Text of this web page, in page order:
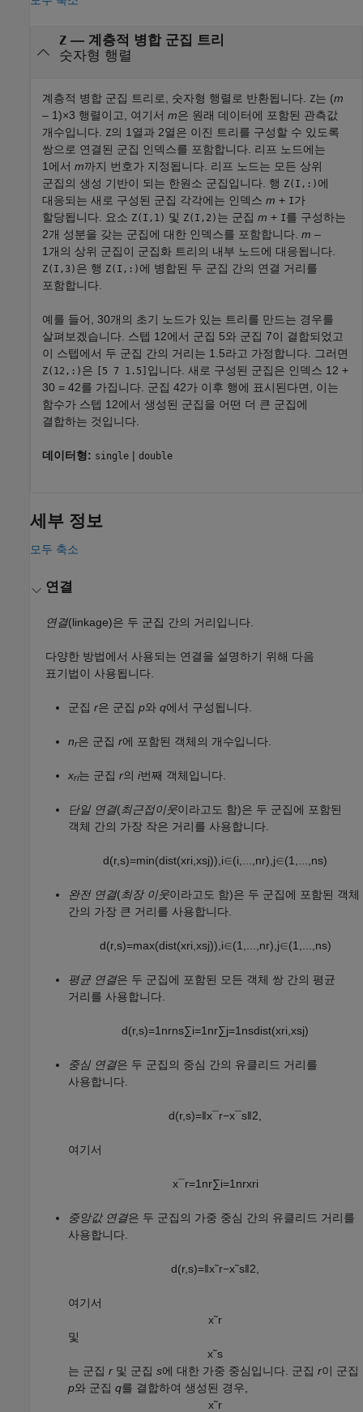
Z— 계층적 병합 군집 트리
숫자형 행렬
계층적 병합 군집 트리로, 숫자형 행렬로 반환됩니다. Z는 (m
– 1)×3 행렬이고, 여기서 m은 원래 데이터에 포함된 관측값
개수입니다.
Z의 1열과 2열은 이진 트리를 구성할 수 있도록
쌍으로 연결된 군집 인덱스를 포함합니다. 리프 노드에는
1에서 m까지 번호가 지정됩니다. 리프 노드는 모든 상위
군집의 생성 기반이 되는 한원소 군집입니다. 행 Z(I,:) 에
대응되는 새로 구성된 군집 각각에는 인덱스 m + I가
할당됩니다. 요소 Z(I,1) 및 Z(I,2) 는 군집 m + I를 구성하는
2개 성분을 갖는 군집에 대한 인덱스를 포함합니다. m –
1 개의 상위 군집이 군집화 트리의 내부 노드에 대응됩니다.
Z(I,3) 은 행 Z(I,:) 에 병합된 두 군집 간의 연결 거리를
포함합니다.
예를 들어, 30개의 초기 노드가 있는 트리를 만드는 경우를
살펴보겠습니다. 스텝 12에서 군집 5와 군집 7이 결합되었고
이 스텝에서 두 군집 간의 거리는 1.5라고 가정합니다. 그러면
Z(12,:) 은 [5 7 1.5] 입니다. 새로 구성된 군집은 인덱스 12 +
30 = 42를 가집니다. 군집 42가 이후 행에 표시된다면, 이는
함수가 스텝 12에서 생성된 군집을 어떤 더 큰 군집에
결합하는 것입니다.
데이터형: single | double
세부 정보
모두 축소
연결
연결(linkage)은 두 군집 간의 거리입니다.
다양한 방법에서 사용되는 연결을 설명하기 위해 다음
표기법이 사용됩니다.
군집r은 군집p와q에서 구성됩니다.
nr은 군집r에 포함된 객체의 개수입니다.
xri는 군집r의i번째 객체입니다.
단일 연결(최근접이웃이라고도 함)은 두 군집에 포함된
객체 간의 가장 작은 거리를 사용합니다.
d(r,s)=min(dist(xri ,xsj)) i∈(i nr) j∈(1 ns)
완전 연결(최장 이웃이라고도 함)은 두 군집에 포함된 객체
간의 가장 큰 거리를 사용합니다.
d(r,s)=max(dist(xri xsj)) i∈(1 nr) j∈(1 ns)
평균 연결은 두 군집에 포함된 모든 객체 쌍 간의 평균
거리를 사용합니다.
d(r,s)=1 nrns∑i=1 nr∑j=1 nsdist(xri ,xsj)
중심 연결은 두 군집의 중심 간의 유클리드 거리를
사용합니다.
d(r,s)=‖x¯r−x¯s‖2
여기서
x¯r=1 nr∑i=1 nrxri
중앙값 연결은 두 군집의 가중 중심 간의 유클리드 거리를
사용합니다.
d(r,s)=‖x˜r−x˜s‖2
여기서
x˜r
및
x˜s
는 군집r 및 군집s에 대한 가중 중심입니다. 군집r이 군집
p와 군집q를 결합하여 생성된 경우,
x˜r